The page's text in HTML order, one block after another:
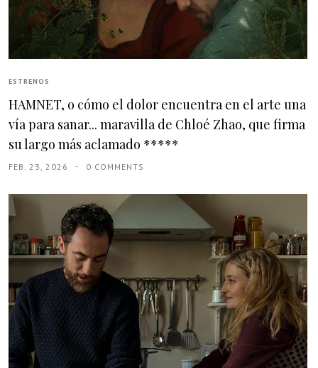
ESTRENOS
HAMNET, o cómo el dolor encuentra en el arte una
vía para sanar... maravilla de Chloé Zhao, que firma
su largo más aclamado *****
FEB. 23, 2026 0 COMMENTS